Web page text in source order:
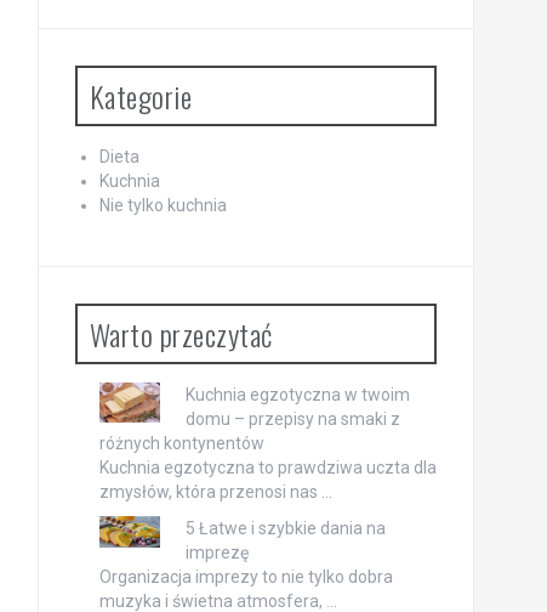
Kategorie
Dieta
Kuchnia
Nie tylko kuchnia
Warto przeczytać
Kuchnia egzotyczna w twoim
domu – przepisy na smaki z
różnych kontynentów
Kuchnia egzotyczna to prawdziwa uczta dla
zmysłów, która przenosi nas …
5 Łatwe i szybkie dania na
imprezę
Organizacja imprezy to nie tylko dobra
muzyka i świetna atmosfera, …